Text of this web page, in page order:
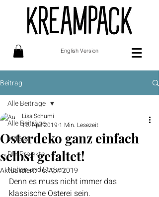
English Version
Beitrag
Alle Beiträge
Videos
DIY Projekte
Nähen und Sticken
Alle Beiträge
Osterdeko ganz einfach
selbst gefaltet!
Lisa Schumi
15. Apr. 2019 1 Min. Lesezeit
Aktualisiert:16. Apr. 2019
Denn es muss nicht immer das
klassische Osterei sein.